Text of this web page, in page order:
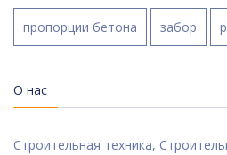
пропорции бетона забор
О нас
Строительная техника,